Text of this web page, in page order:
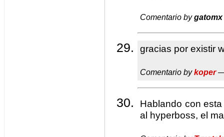
Comentario bygatomx
gracias por existir
Comentario bykoper—
Hablando con
al hyperboss, el